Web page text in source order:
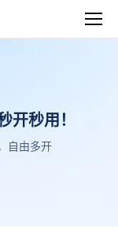
开秒用！
自由多开